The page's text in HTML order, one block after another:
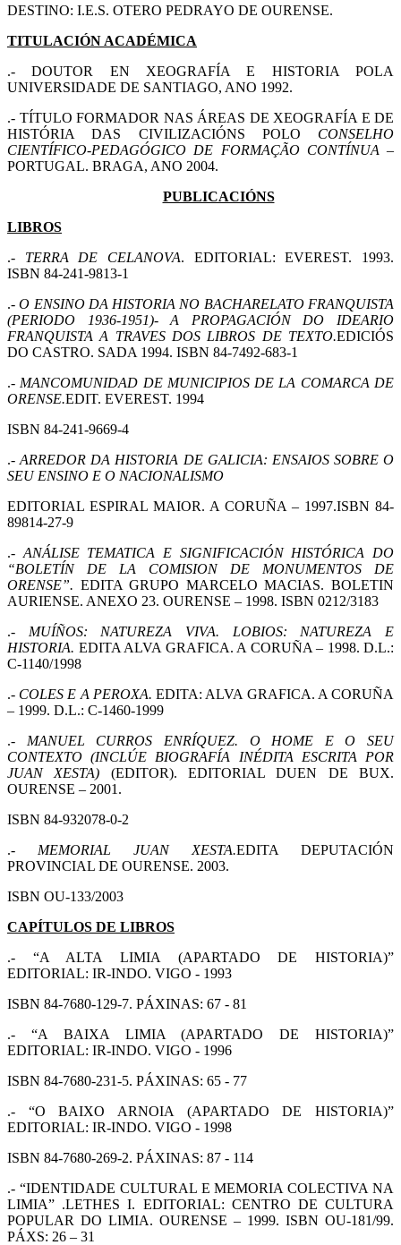
DESTINO: I.E.S. OTERO PEDRAYO DE OURENSE.
TITULACIÓN ACADÉMICA
.- DOUTOR EN XEOGRAFÍA E HISTORIA POLA
UNIVERSIDADE DE SANTIAGO, ANO 1992.
.- TÍTULO FORMADOR NAS ÁREAS DE XEOGRAFÍA E DE
HISTÓRIA DAS CIVILIZACIÓNS POLO CONSELHO
CIENTÍFICO-PEDAGÓGICO DE FORMAÇÃO CONTÍNUA –
PORTUGAL. BRAGA, ANO 2004.
PUBLICACIÓNS
LIBROS
.- TERRA DE CELANOVA. EDITORIAL: EVEREST. 1993.
ISBN 84-241-9813-1
.-O ENSINO DA HISTORIA NO BACHARELATO FRANQUISTA
(PERIODO 1936-1951)- A PROPAGACIÓN DO IDEARIO
FRANQUISTA A TRAVES DOS LIBROS DE TEXTO.EDICIÓS
DO CASTRO. SADA 1994. ISBN 84-7492-683-1
.- MANCOMUNIDAD DE MUNICIPIOS DE LA COMARCA DE
ORENSE.EDIT. EVEREST. 1994
ISBN 84-241-9669-4
.- ARREDOR DA HISTORIA DE GALICIA: ENSAIOS SOBRE O
SEU ENSINO E O NACIONALISMO
EDITORIAL ESPIRAL MAIOR. A CORUÑA – 1997.ISBN 84-
89814-27-9
.- ANÁLISE TEMATICA E SIGNIFICACIÓN HISTÓRICA DO
“BOLETÍN DE LA COMISION DE MONUMENTOS DE
ORENSE”. EDITA GRUPO MARCELO MACIAS. BOLETIN
AURIENSE. ANEXO 23. OURENSE – 1998. ISBN 0212/3183
.- MUÍÑOS: NATUREZA VIVA. LOBIOS: NATUREZA E
HISTORIA. EDITA ALVA GRAFICA. A CORUÑA – 1998. D.L.:
C-1140/1998
.- COLES E A PEROXA.EDITA: ALVA GRAFICA. A CORUÑA
– 1999. D.L.: C-1460-1999
.- MANUEL CURROS ENRÍQUEZ. O HOME E O SEU
CONTEXTO (INCLÚE BIOGRAFÍA INÉDITA ESCRITA POR
JUAN XESTA) (EDITOR). EDITORIAL DUEN DE BUX.
OURENSE – 2001.
ISBN 84-932078-0-2
.- MEMORIAL JUAN XESTA.EDITA DEPUTACIÓN
PROVINCIAL DE OURENSE. 2003.
ISBN OU-133/2003
CAPÍTULOS DE LIBROS
.- “A ALTA LIMIA (APARTADO DE HISTORIA)”
EDITORIAL: IR-INDO. VIGO - 1993
ISBN 84-7680-129-7. PÁXINAS: 67 - 81
.- “A BAIXA LIMIA (APARTADO DE HISTORIA)”
EDITORIAL: IR-INDO. VIGO - 1996
ISBN 84-7680-231-5. PÁXINAS: 65 - 77
.- “O BAIXO ARNOIA (APARTADO DE HISTORIA)”
EDITORIAL: IR-INDO. VIGO - 1998
ISBN 84-7680-269-2. PÁXINAS: 87 - 114
.- “IDENTIDADE CULTURAL E MEMORIA COLECTIVA NA
LIMIA” .LETHES I. EDITORIAL: CENTRO DE CULTURA
POPULAR DO LIMIA. OURENSE – 1999. ISBN OU-181/99.
PÁXS: 26 – 31